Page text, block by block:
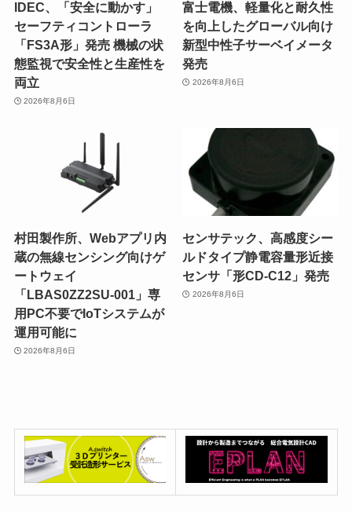
IDEC、「安全に動かす」
セーフティコントローラ
「FS3A形」発売 機械の状
態監視で安全性と生産性を
両立
2026年8月6日
富士電機、軽量化と耐久性
を向上したグローバル向け
新型中性子サーベイメータ
発売
2026年8月6日
村田製作所、Webアプリ内
蔵の無線センシング向けゲ
ートウェイ
「LBAS0ZZ2SU-001」専
用PC不要でIoTシステムが
運用可能に
2026年8月6日
センサテック、高感度シー
ルドタイプ静電容量形近接
センサ「形CD-C12」発売
2026年8月6日